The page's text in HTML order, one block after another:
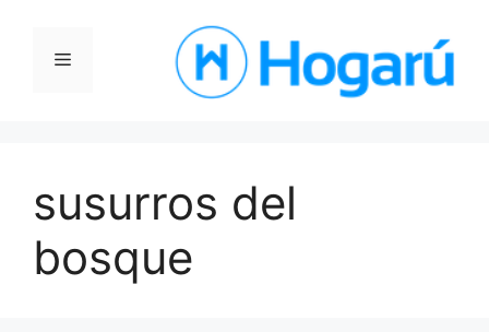
contenidoMenú
susurros del
bosque